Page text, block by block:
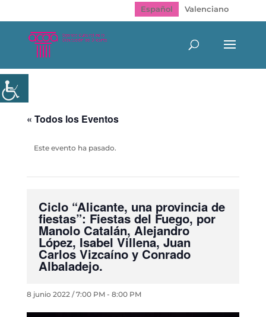
Español Valenciano
« Todos los Eventos
Este evento ha pasado.
Ciclo “Alicante, una provincia de
fiestas”: Fiestas del Fuego, por
Manolo Catalán, Alejandro
López, Isabel Villena, Juan
Carlos Vizcaíno y Conrado
Albaladejo.
8 junio 2022 / 7:00 PM- 8:00 PM